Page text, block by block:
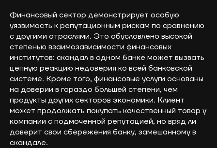
Финансовый сектор демонстрирует особую
уязвимость к репутационным рискам по сравнению
с другими отраслями. Это обусловлено высокой
степенью взаимозависимости финансовых
институтов: скандал в одном банке может вызвать
цепную реакцию недоверия ко всей банковской
системе. Кроме того, финансовые услуги основаны
на доверии в гораздо большей степени, чем
продукты других секторов экономики. Клиент
может продолжать покупать качественный товар у
компании с подмоченной репутацией, но вряд ли
доверит свои сбережения банку, замешанному в
скандале.